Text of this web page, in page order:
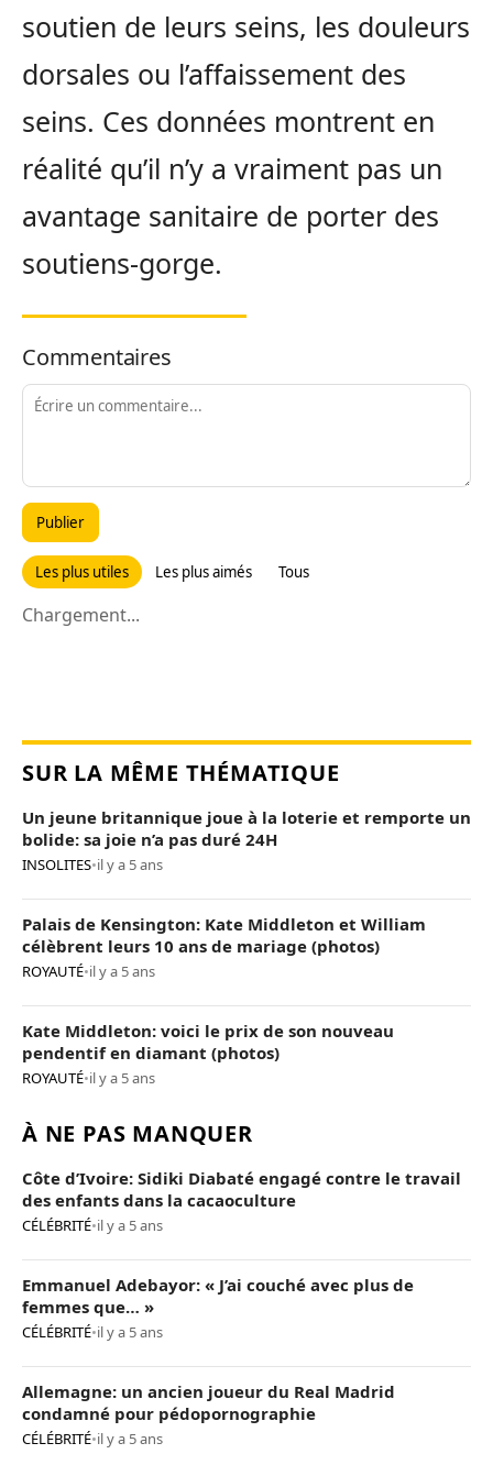
soutien de leurs seins, les douleurs
dorsales ou l’affaissement des
seins. Ces données montrent en
réalité qu’il n’y a vraiment pas un
avantage sanitaire de porter des
soutiens-gorge.
Commentaires
Publier
Les plus utiles Les plus aimés Tous
Chargement...
SUR LA MÊME THÉMATIQUE
Un jeune britannique joue à la loterie et remporte un
bolide: sa joie n’a pas duré 24H
INSOLITES•il y a 5 ans
Palais de Kensington: Kate Middleton et William
célèbrent leurs 10 ans de mariage (photos)
ROYAUTÉ•il y a 5 ans
Kate Middleton: voici le prix de son nouveau
pendentif en diamant (photos)
ROYAUTÉ•il y a 5 ans
À NE PAS MANQUER
Côte d’Ivoire: Sidiki Diabaté engagé contre le travail
des enfants dans la cacaoculture
CÉLÉBRITÉ•il y a 5 ans
Emmanuel Adebayor: « J’ai couché avec plus de
femmes que… »
CÉLÉBRITÉ•il y a 5 ans
Allemagne: un ancien joueur du Real Madrid
condamné pour pédopornographie
CÉLÉBRITÉ•il y a 5 ans